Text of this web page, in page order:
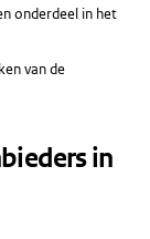
onderdeel in het
van de
in